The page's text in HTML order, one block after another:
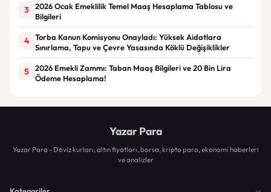
3
2026 Ocak Emeklilik Temel Maaş Hesaplama Tablosu ve
Bilgileri
4
Torba Kanun Komisyonu Onayladı: Yüksek Aidatlara
Sınırlama, Tapu ve Çevre Yasasında Köklü Değişiklikler
5
2026 Emekli Zammı: Taban Maaş Bilgileri ve 20 Bin Lira
Ödeme Hesaplama!
Yazar Para
Yazar Para - Döviz kurları, altın fiyatları, borsa, kripto para, ekonomi haberleri
ve analizler